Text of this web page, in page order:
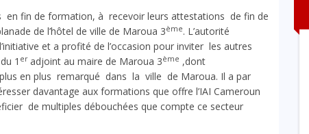
fin de formation, à recevoir leurs attestations de fin de
de l’hôtel de ville de Maroua 3ème. L’autorité
et a profité de l’occasion pour inviter les autres
1 eradjoint au maire de Maroua 3ème ,dont
en plus remarqué dans la ville de Maroua. Il a par
davantage aux formations que offre l’IAI Cameroun
de multiples débouchées que compte ce secteur